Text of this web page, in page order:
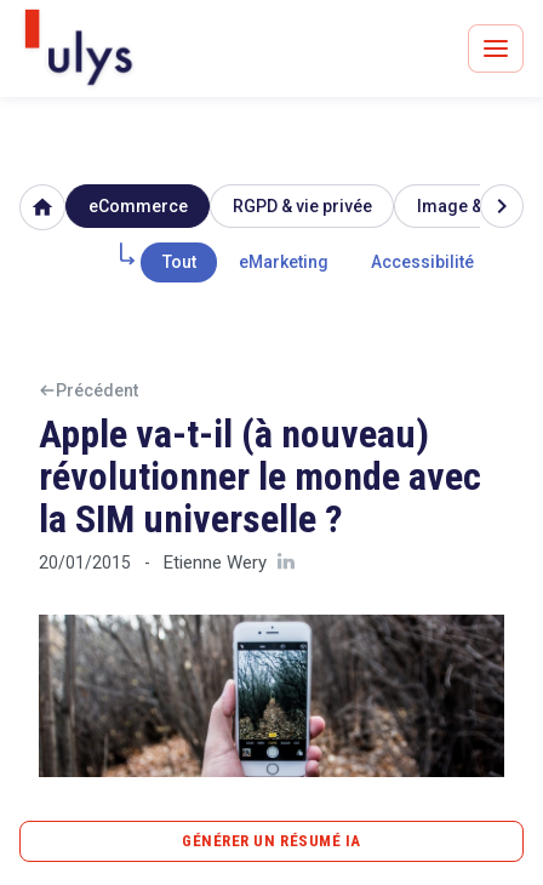
Avocats à Paris & Bruxelles
Leader en droit de l'innovation depuis 30 ans
Tout sur le RGPD
Tout sur le droit de l'innovation
Rechercher
CONTACT
home eCommerce RGPD & vie privée Image &
Tout eMarketing Accessibilité
chevron_right
Précédent
Apple va-t-il (à nouveau)
révolutionner le monde avec
la SIM universelle ?
20/01/2015 - Etienne Wery
GÉNÉRER UN RÉSUMÉ IA